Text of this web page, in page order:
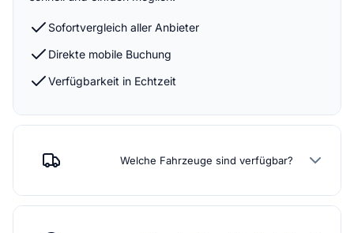
Sofortvergleich aller Anbieter
Direkte mobile Buchung
Verfügbarkeit in Echtzeit
Welche Fahrzeuge sind verfügbar?